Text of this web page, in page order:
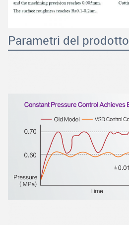
Parametri del prodotto